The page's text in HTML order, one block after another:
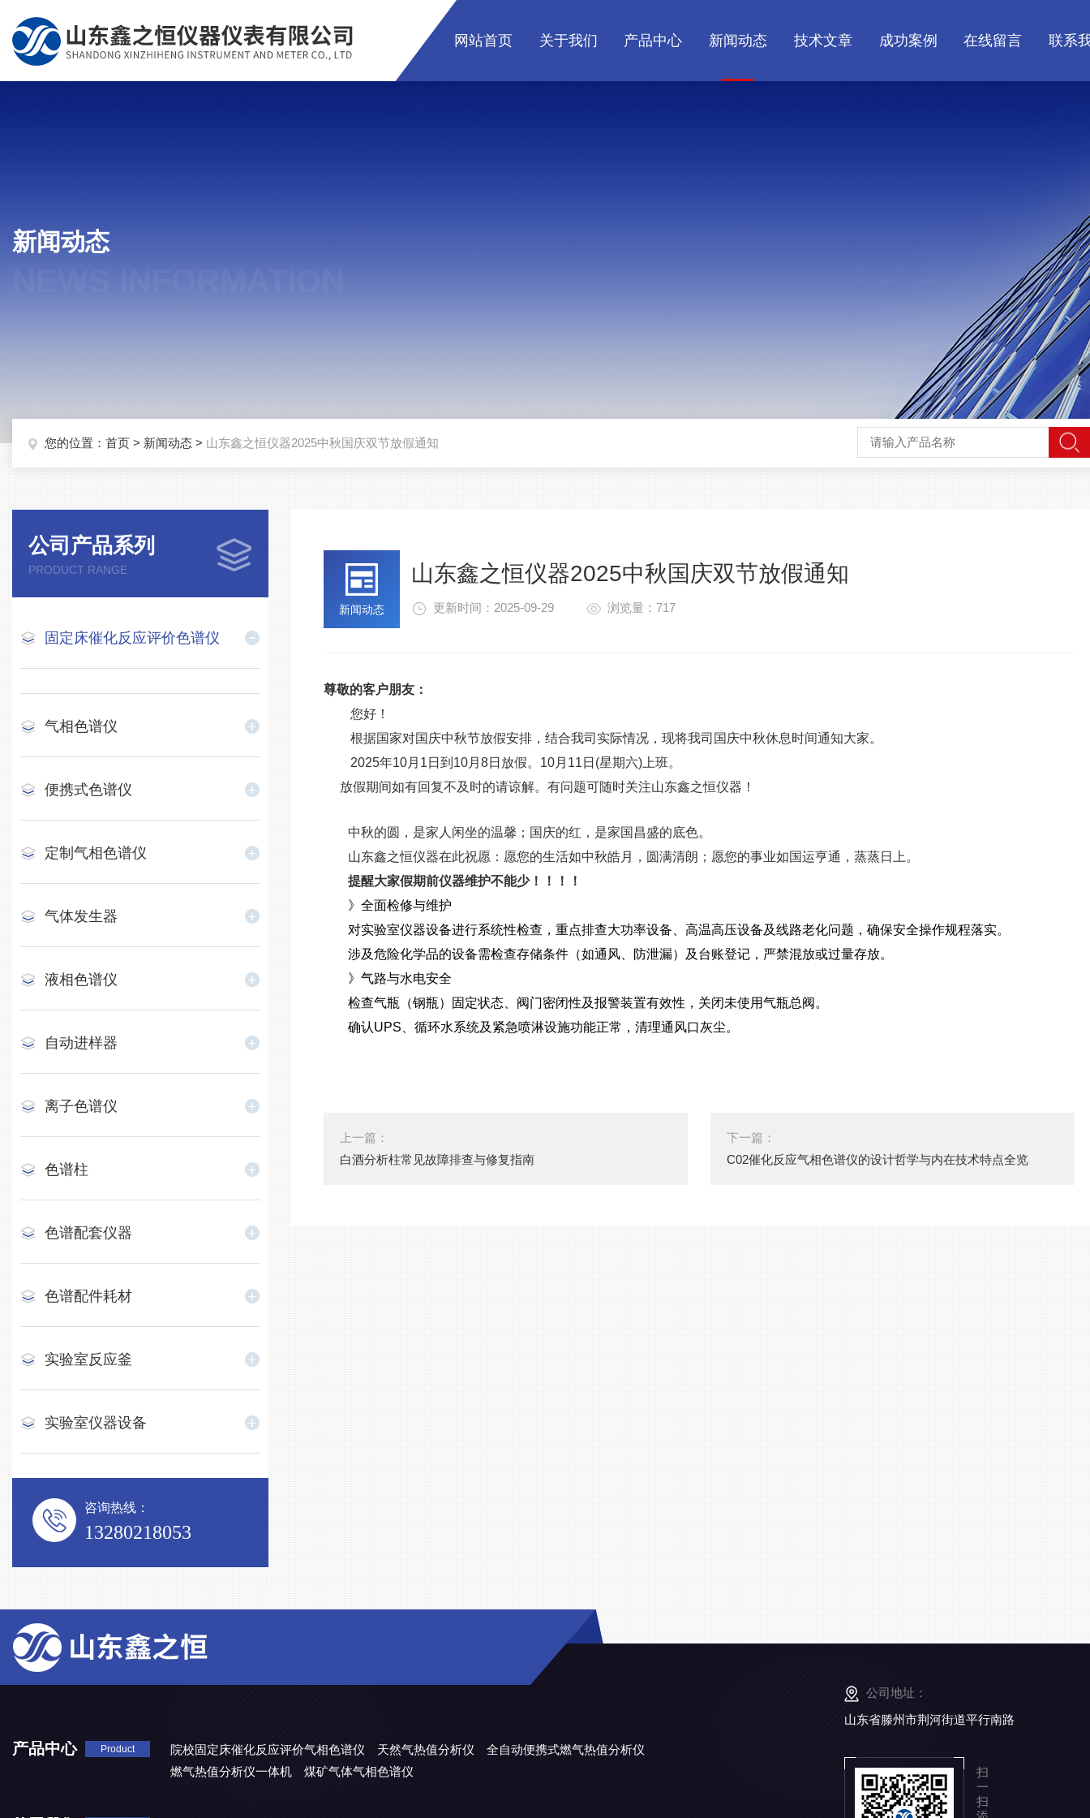
网站首页 关于我们 产品中心 新闻动态 技术文章 成功案例 在线留言 联系
新闻动态
您的位置： 首页 > 新闻动态 > 山东鑫之恒仪器2025中秋国庆双节放假通知
公司产品系列
PRODUCT RANGE
固定床催化反应评价色谱仪
气相色谱仪
便携式色谱仪
定制气相色谱仪
气体发生器
液相色谱仪
自动进样器
离子色谱仪
色谱柱
色谱配套仪器
色谱配件耗材
实验室反应釜
实验室仪器设备
咨询热线：
13280218053
新闻动态
山东鑫之恒仪器2025中秋国庆双节放假通知
更新时间：2025-09-29 浏览量：717
尊敬的客户朋友：
您好！
根据国家对国庆中秋节放假安排，结合我司实际情况，现将我司国庆中秋休息时间通知大家。
2025年10月1日到10月8日放假。10月11日(星期六)上班。
放假期间如有回复不及时的请谅解。有问题可随时关注山东鑫之恒仪器！
中秋的圆，是家人闲坐的温馨；国庆的红，是家国昌盛的底色。
山东鑫之恒仪器在此祝愿：愿您的生活如中秋皓月，圆满清朗；愿您的事业如国运亨通，蒸蒸日上。
提醒大家假期前仪器维护不能少！！！！
》全面检修与维护‌
对实验室仪器设备进行系统性检查，重点排查大功率设备、高温高压设备及线路老化问题，确保安全操作规程落实‌。
涉及危险化学品的设备需检查存储条件（如通风、防泄漏）及台账登记，严禁混放或过量存放‌。
》气路与水电安全‌
检查气瓶（钢瓶）固定状态、阀门密闭性及报警装置有效性，关闭未使用气瓶总阀‌。
确认UPS、循环水系统及紧急喷淋设施功能正常，清理通风口灰尘‌。
上一篇：
白酒分析柱常见故障排查与修复指南
下一篇：
C02催化反应气相色谱仪的设计哲学与内在技术特点全览
产品中心 Product 院校固定床催化反应评价气相色谱仪 天然气热值分析仪
全自动便携式燃气热值分析仪
燃气热值分析仪一体机
煤矿气体气相色谱仪
公司地址：
山东省滕州市荆河街道平行南路
扫
一
扫